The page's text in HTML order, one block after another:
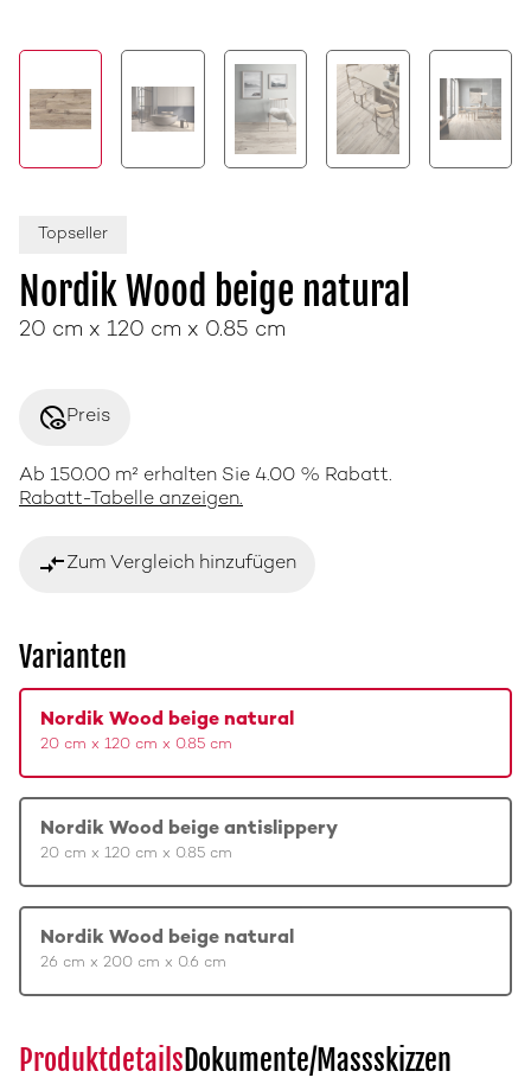
Topseller
Nordik Wood beige natural
20 cm x 120 cm x 0.85 cm
disabled_visiblePreis
Ab 150.00 m² erhalten Sie 4.00 % Rabatt.
Rabatt-Tabelle anzeigen.
compare_arrowsZum Vergleich hinzufügen
Varianten
Nordik Wood beige natural
20 cm x 120 cm x 0.85 cm
Nordik Wood beige antislippery
20 cm x 120 cm x 0.85 cm
Nordik Wood beige natural
26 cm x 200 cm x 0.6 cm
ProduktdetailsDokumente/Massskizzen